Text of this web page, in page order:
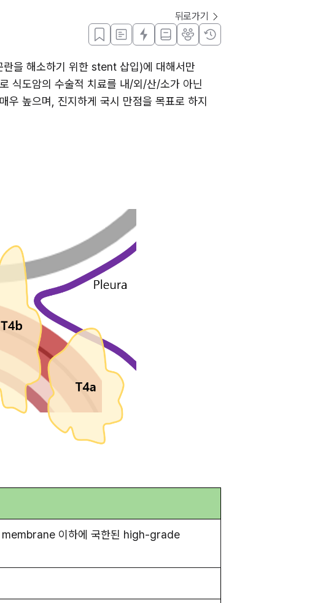
뒤로가기
을 해소하기 위한 stent 삽입)에 대해서만
식도암의 수술적 치료를 내/외/산/소가 아닌
우 높으며, 진지하게 국시 만점을 목표로 하지
이하에 국한된 high-grade